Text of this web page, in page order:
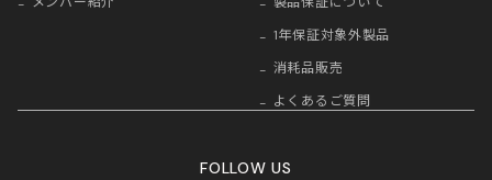
1年保証対象外製品
消耗品販売
よくあるご質問
FOLLOW US